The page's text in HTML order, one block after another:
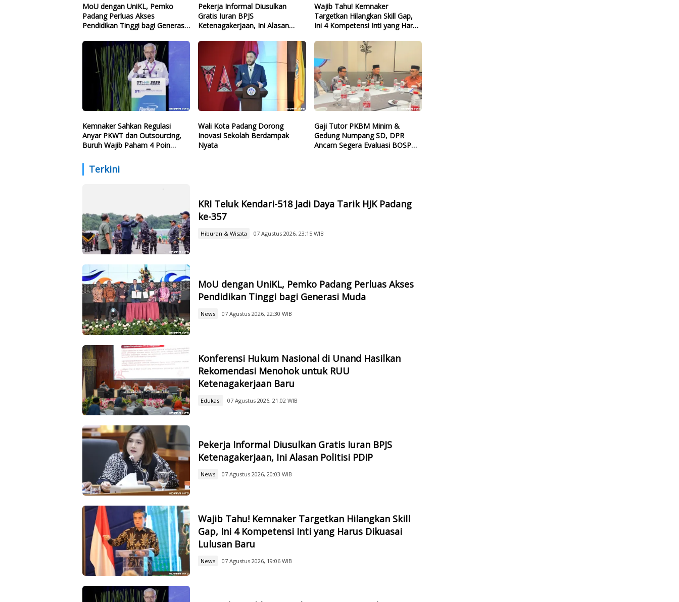
MoU dengan UniKL, Pemko
Padang Perluas Akses
Pendidikan Tinggi bagi Generasi
Pekerja Informal Diusulkan
Gratis Iuran BPJS
Ketenagakerjaan, Ini Alasan
Wajib Tahu! Kemnaker
Targetkan Hilangkan Skill Gap,
Ini 4 Kompetensi Inti yang Harus
Kemnaker Sahkan Regulasi
Anyar PKWT dan Outsourcing,
Buruh Wajib Paham 4 Poin
Wali Kota Padang Dorong
Inovasi Sekolah Berdampak
Nyata
Gaji Tutor PKBM Minim &
Gedung Numpang SD, DPR
Ancam Segera Evaluasi BOSP
Terkini
KRI Teluk Kendari-518 Jadi Daya Tarik HJK Padang
ke-357
Hiburan & Wisata 07 Agustus 2026, 23:15 WIB
MoU dengan UniKL, Pemko Padang Perluas Akses
Pendidikan Tinggi bagi Generasi Muda
News 07 Agustus 2026, 22:30 WIB
Konferensi Hukum Nasional di Unand Hasilkan
Rekomendasi Menohok untuk RUU
Ketenagakerjaan Baru
Edukasi 07 Agustus 2026, 21:02 WIB
Pekerja Informal Diusulkan Gratis Iuran BPJS
Ketenagakerjaan, Ini Alasan Politisi PDIP
News 07 Agustus 2026, 20:03 WIB
Wajib Tahu! Kemnaker Targetkan Hilangkan Skill
Gap, Ini 4 Kompetensi Inti yang Harus Dikuasai
Lulusan Baru
News 07 Agustus 2026, 19:06 WIB